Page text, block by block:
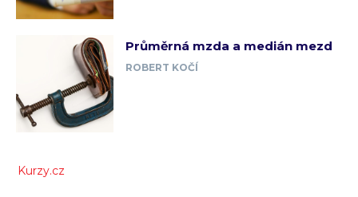
Průměrná mzda a medián mezd
ROBERT KOČÍ
Kurzy.cz